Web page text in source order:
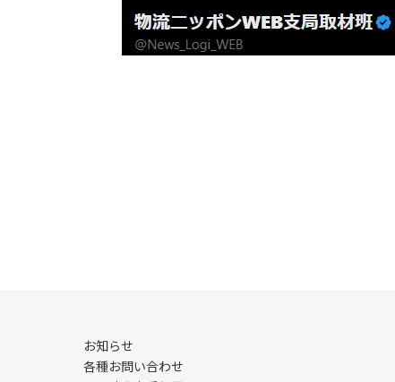
お知らせ
各種お問い合わせ